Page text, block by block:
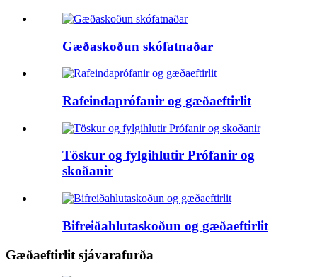
Gæðaskoðun skófatnaðar
Rafeindaprófanir og gæðaeftirlit
Töskur og fylgihlutir Prófanir og
skoðanir
Bifreiðahlutaskoðun og gæðaeftirlit
Gæðaeftirlit sjávarafurða